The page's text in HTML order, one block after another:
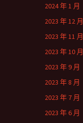
2024 年 1 月
2023 年 12 月
2023 年 11 月
2023 年 10 月
2023 年 9 月
2023 年 8 月
2023 年 7 月
2023 年 6 月